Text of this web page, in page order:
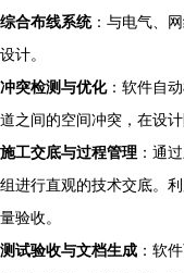
综合布线系统：与电气、
设计。
冲突检测与优化：软件自
道之间的空间冲突，在设
施工交底与过程管理 ：通
组进行直观的技术交底。
量验收。
测试验收与文档生成 ：软